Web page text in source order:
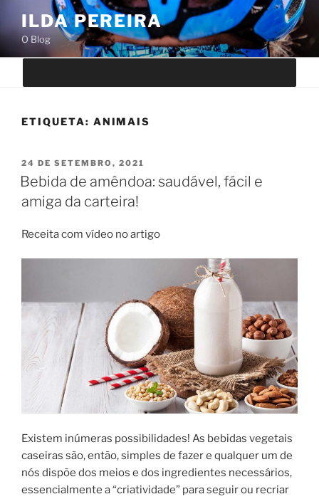
o
conteúdo
ILDA PEREIRA
O Blog
ETIQUETA: ANIMAIS
PUBLICADO
EM
24 DE SETEMBRO, 2021
Bebida de amêndoa: saudável, fácil e
amiga da carteira!
Receita com vídeo no artigo
Existem inúmeras possibilidades! As bebidas vegetais
caseiras são, então, simples de fazer e qualquer um de
nós dispõe dos meios e dos ingredientes necessários,
essencialmente a “criatividade” para seguir ou recriar